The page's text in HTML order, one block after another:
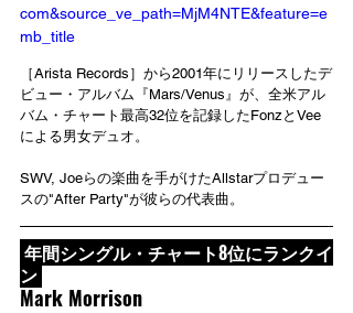
com&source_ve_path=MjM4NTE&feature=e
mb_title
［Arista Records］から2001年にリリースしたデ
ビュー・アルバム『Mars/Venus』が、全米アル
バム・チャート最高32位を記録したFonzとVee
による男女デュオ。
SWV, Joeらの楽曲を手がけたAllstarプロデュー
スの"After Party"が彼らの代表曲。
ン
Mark Morrison